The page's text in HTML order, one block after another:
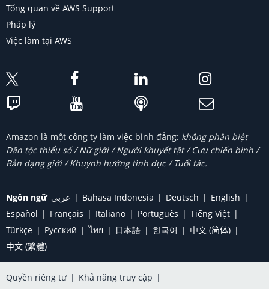
Tổng quan về AWS Support
Pháp lý
Việc làm tại AWS
Amazon là một công ty làm việc bình đẳng: không phân biệt
Dân tộc thiểu số / Nữ giới / Người khuyết tật / Cựu chiến binh /
Bản dạng giới / Khuynh hướng tình dục / Tuổi tác.
Ngôn ngữ عربي Bahasa Indonesia Deutsch
English
Español
Français Italiano Português
Tiếng Việt
Türkçe
Ρусский ไทย 日本語 한국어
中文 (简体)
中文 (繁體)
Quyền riêng tư | Khả năng truy cập |